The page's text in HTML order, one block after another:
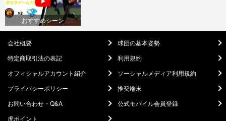
おすすめシーン
会社概要
球団の基本姿勢
特定商取引法の表記
利用規約
オフィシャルアカウント紹介
ソーシャルメディア利用規約
プライバシーポリシー
推奨端末
お問い合わせ・Q&A
公式モバイル会員登録
虎ポイント